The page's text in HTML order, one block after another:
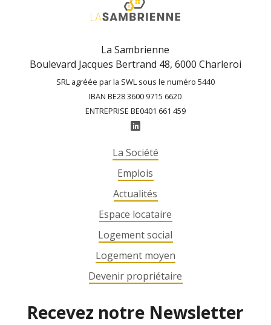
La Sambrienne
Boulevard Jacques Bertrand 48, 6000 Charleroi
SRL agréée par la SWL sous le numéro 5440
IBAN BE28 3600 9715 6620
ENTREPRISE BE0401 661 459
La Société
Emplois
Actualités
Espace locataire
Logement social
Logement moyen
Devenir propriétaire
Recevez notre Newsletter